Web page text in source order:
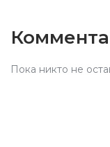
я выносила
слова доброго не
Пока никто не